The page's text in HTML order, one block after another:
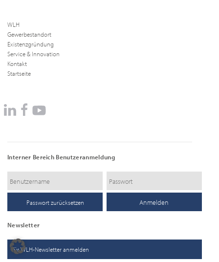
WLH
Gewerbestandort
Existenzgründung
Service & Innovation
Kontakt
Startseite
Interner Bereich Benutzeranmeldung
Passwort zurücksetzen
Newsletter
für WLH-Newsletter anmelden